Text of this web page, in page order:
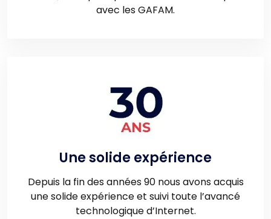
avec les GAFAM.
Une solide expérience
Depuis la fin des années 90 nous avons acquis
une solide expérience et suivi toute l’avancé
technologique d’Internet.